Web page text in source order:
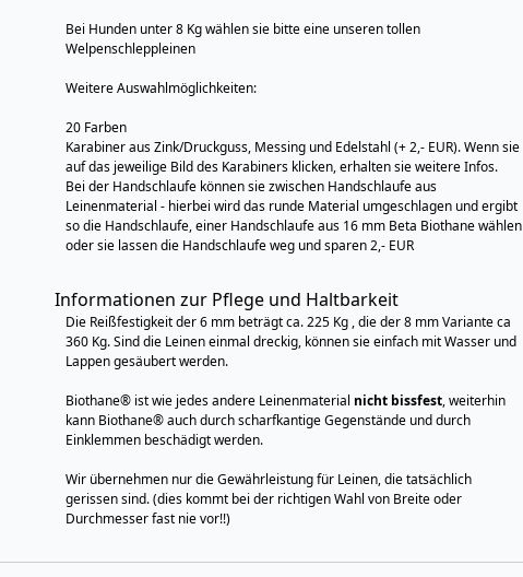
Bei Hunden unter 8 Kg wählen sie bitte eine unseren tollen
Welpenschleppleinen
Weitere Auswahlmöglichkeiten:
20 Farben
Karabiner aus Zink/Druckguss, Messing und Edelstahl (+ 2,- EUR). Wenn sie
auf das jeweilige Bild des Karabiners klicken, erhalten sie weitere Infos.
Bei der Handschlaufe können sie zwischen Handschlaufe aus
Leinenmaterial - hierbei wird das runde Material umgeschlagen und ergibt
so die Handschlaufe, einer Handschlaufe aus 16 mm Beta Biothane wählen
oder sie lassen die Handschlaufe weg und sparen 2,- EUR
Informationen zur Pflege und Haltbarkeit
Die Reißfestigkeit der 6 mm beträgt ca. 225 Kg , die der 8 mm Variante ca
360 Kg. Sind die Leinen einmal dreckig, können sie einfach mit Wasser und
Lappen gesäubert werden.
Biothane® ist wie jedes andere Leinenmaterial nicht bissfest, weiterhin
kann Biothane® auch durch scharfkantige Gegenstände und durch
Einklemmen beschädigt werden.
Wir übernehmen nur die Gewährleistung für Leinen, die tatsächlich
gerissen sind. (dies kommt bei der richtigen Wahl von Breite oder
Durchmesser fast nie vor!!)